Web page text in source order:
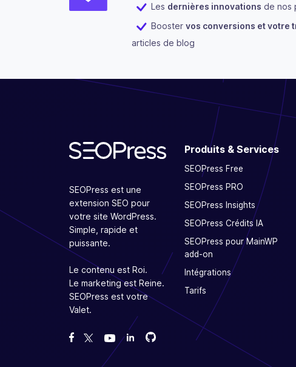
Les dernières innovations de nos
Booster vos conversions et votre
articles de blog
SEOPress est une
extension SEO pour
votre site WordPress.
Simple, rapide et
puissante.
Le contenu est Roi.
Le marketing est Reine.
SEOPress est votre
Valet.
Likez notre page Facebook
Suivez-nous sur Twitter
Nous voir sur YouTube
Forcez-nous sur GitHub
Forcez-nous sur GitHub
Produits & Services
SEOPress Free
SEOPress PRO
SEOPress Insights
SEOPress Crédits IA
SEOPress pour MainWP
add-on
Intégrations
Tarifs